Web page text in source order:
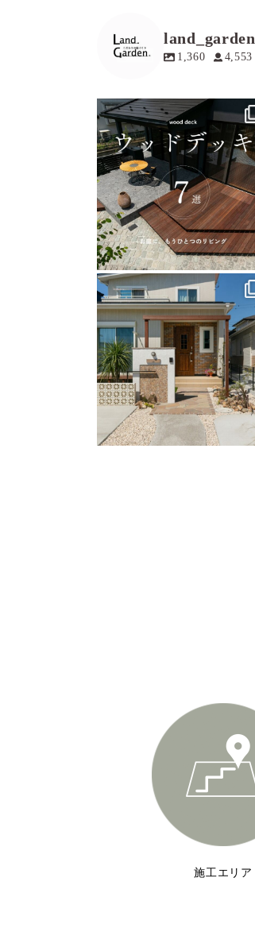
land_garden
1,360 4,553
land_garden
19 0
land_garden
25 0
施工エリア